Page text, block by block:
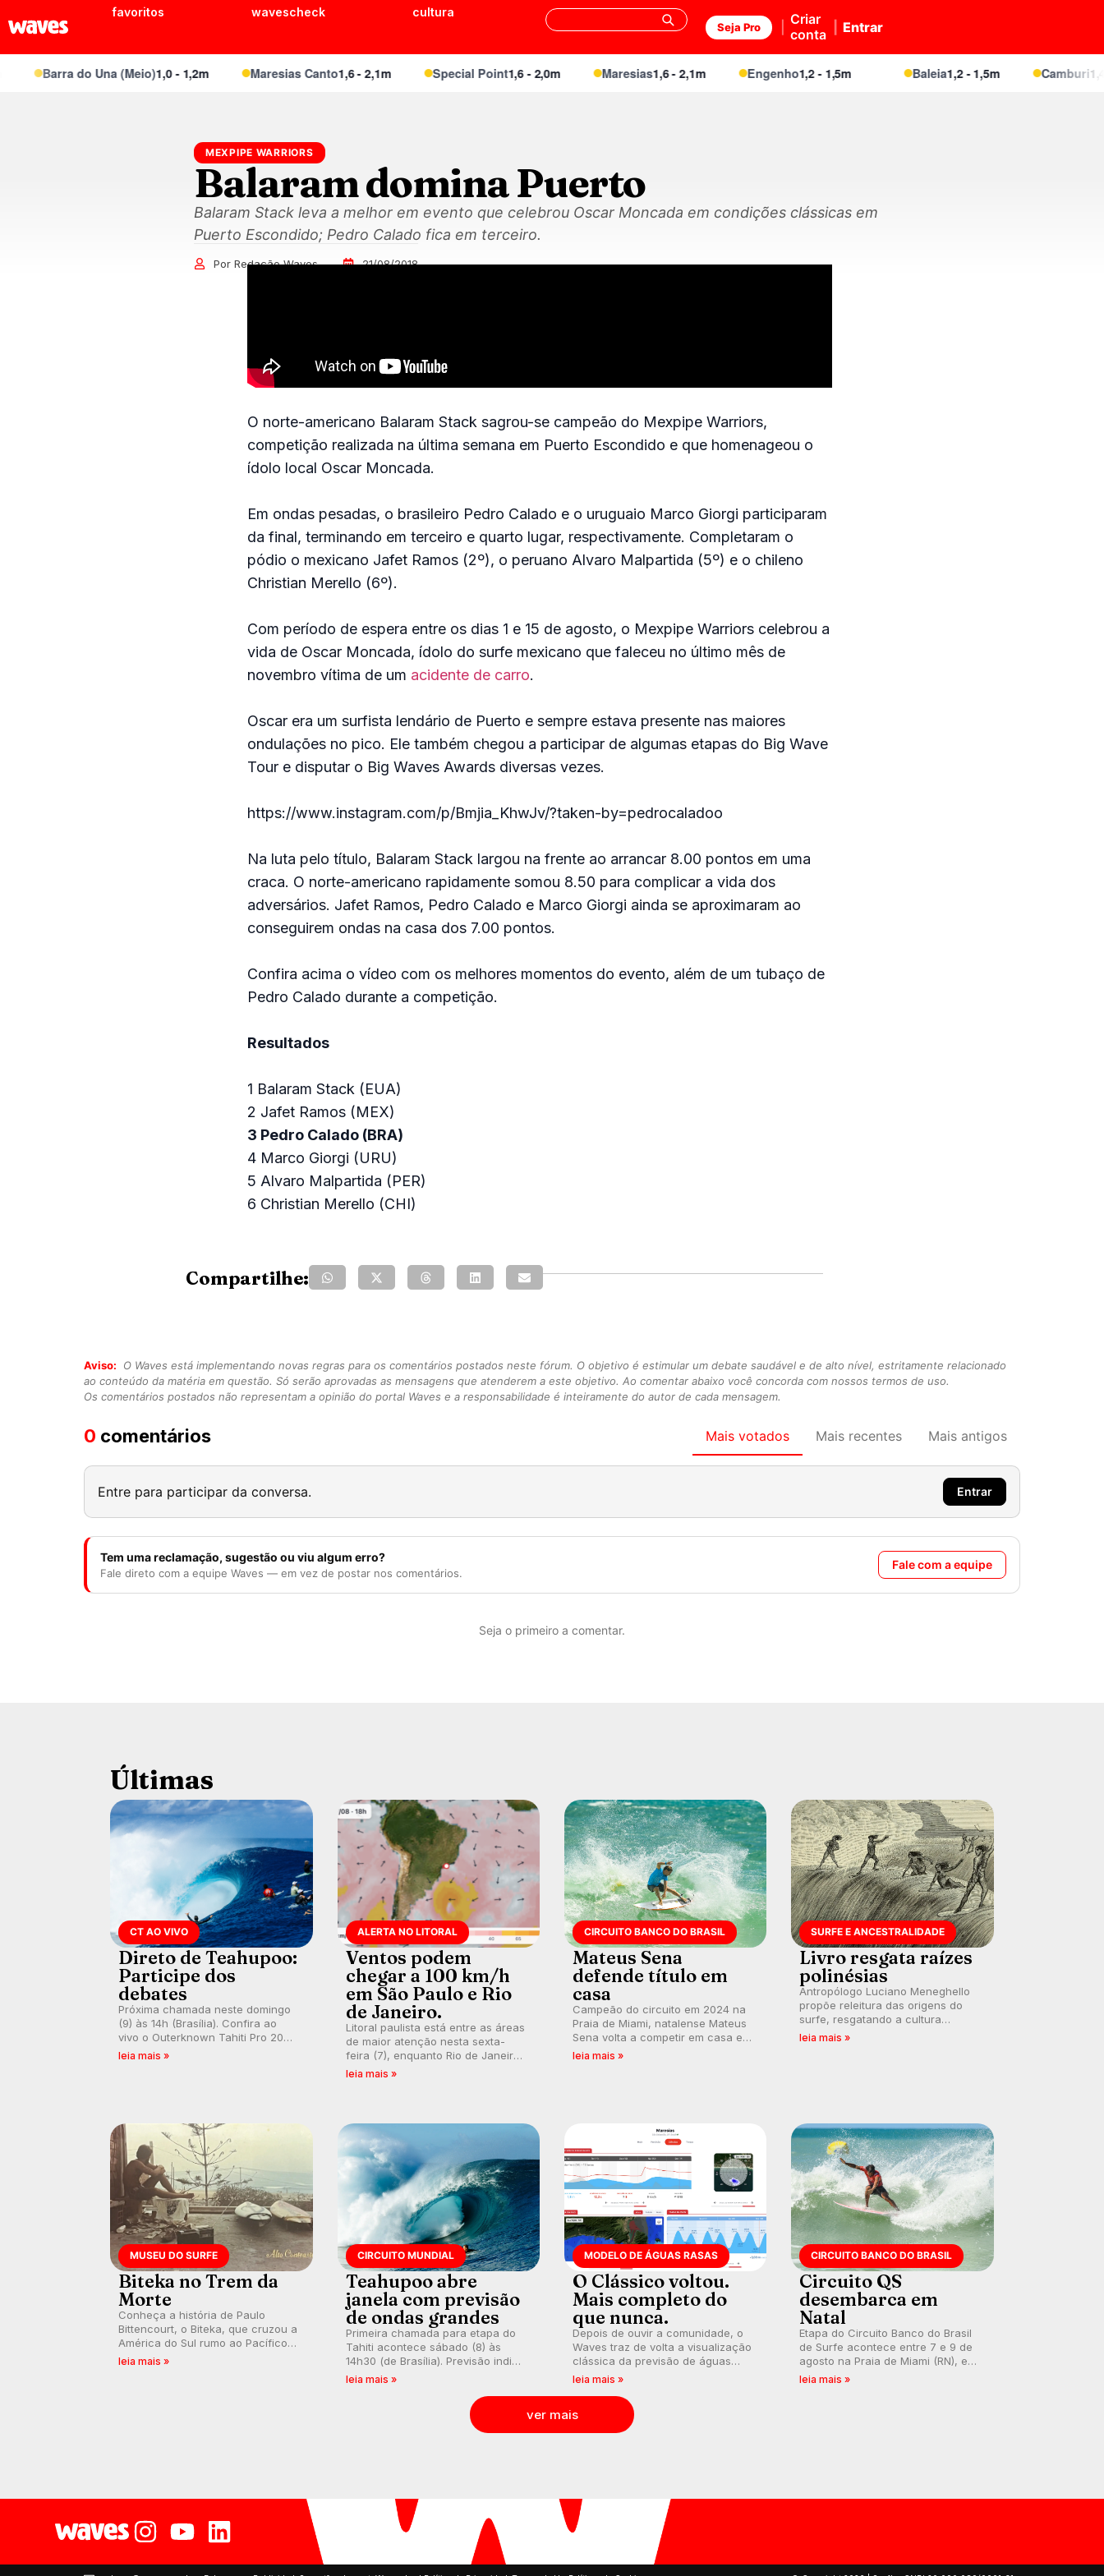
favoritos wavescheck cultura
Seja Pro
Criar
conta
Entrar
Barra do Una (Meio)1,0 - 1,2m Maresias Canto1,6 - 2,1m Special Point1,6 - 2,0m Maresias1,6 - 2,1m Engenho1,2 - 1,5m Baleia1,2 - 1,5m Camburi1,4 -
MEXPIPE WARRIORS
Balaram domina Puerto
Balaram Stack leva a melhor em evento que celebrou Oscar Moncada em condições clássicas em
Puerto Escondido; Pedro Calado fica em terceiro.
Por Redação Waves 21/08/2018
O norte-americano Balaram Stack sagrou-se campeão do Mexpipe Warriors,
competição realizada na última semana em Puerto Escondido e que homenageou o
ídolo local Oscar Moncada.
Em ondas pesadas, o brasileiro Pedro Calado e o uruguaio Marco Giorgi participaram
da final, terminando em terceiro e quarto lugar, respectivamente. Completaram o
pódio o mexicano Jafet Ramos(2º), o peruano Alvaro Malpartida (5º) e o chileno
Christian Merello (6º).
Com período de espera entre os dias 1 e 15 de agosto, o Mexpipe Warriors celebrou a
vida de Oscar Moncada, ídolo do surfe mexicano que faleceu no último mês de
novembro vítima de um acidente de carro.
Oscar era um surfista lendário de Puerto e sempre estava presente nas maiores
ondulações no pico. Ele também chegou a participar de algumas etapas do Big Wave
Tour e disputar o Big Waves Awards diversas vezes.
https://www.instagram.com/p/Bmjia_KhwJv/?taken-by=pedrocaladoo
Na luta pelo título, Balaram Stack largou na frente ao arrancar 8.00 pontos em uma
craca. O norte-americano rapidamente somou 8.50 para complicar a vida dos
adversários. Jafet Ramos, Pedro Calado e Marco Giorgi ainda se aproximaram ao
conseguirem ondas na casa dos 7.00 pontos.
Confira acima o vídeo com os melhores momentos do evento, além de um tubaço de
Pedro Calado durante a competição.
Resultados
1 Balaram Stack (EUA)
2 Jafet Ramos (MEX)
3 Pedro Calado (BRA)
4 Marco Giorgi (URU)
5 Alvaro Malpartida (PER)
6 Christian Merello (CHI)
Compartilhe:
Aviso:
O Waves está implementando novas regras para os comentários postados neste fórum. O objetivo é estimular um debate saudável e de alto nível, estritamente relacionado
ao conteúdo da matéria em questão. Só serão aprovadas as mensagens que atenderem a este objetivo. Ao comentar abaixo você concorda com nossos termos de uso.
Os comentários postados não representam a opinião do portal Waves e a responsabilidade é inteiramente do autor de cada mensagem.
0 comentários Mais votados Mais recentes Mais antigos
Entre para participar da conversa. Entrar
Tem uma reclamação, sugestão ou viu algum erro?
Fale direto com a equipe Waves — em vez de postar nos comentários.
Fale com a equipe
Seja o primeiro a comentar.
Últimas
CT AO VIVO
Direto de Teahupoo:
Participe dos
debates
Próxima chamada neste domingo
(9) às 14h (Brasília). Confira ao
vivo o Outerknown Tahiti Pro 2026
e participe dos comentários e
leia mais »
ALERTA NO LITORAL
Ventos podem
chegar a 100 km/h
em São Paulo e Rio
de Janeiro.
Litoral paulista está entre as áreas
de maior atenção nesta sexta-
feira (7), enquanto Rio de Janeiro
também recebe alerta para ventos
leia mais »
CIRCUITO BANCO DO BRASIL
Mateus Sena
defende título em
casa
Campeão do circuito em 2024 na
Praia de Miami, natalense Mateus
Sena volta a competir em casa em
busca de manter a hegemonia
leia mais »
SURFE E ANCESTRALIDADE
Livro resgata raízes
polinésias
Antropólogo Luciano Meneghello
propõe releitura das origens do
surfe, resgatando a cultura
polinésia e questionando a visão
leia mais »
MUSEU DO SURFE
Biteka no Trem da
Morte
Conheça a história de Paulo
Bittencourt, o Biteka, que cruzou a
América do Sul rumo ao Pacífico
em uma jornada que se tornou um
leia mais »
CIRCUITO MUNDIAL
Teahupoo abre
janela com previsão
de ondas grandes
Primeira chamada para etapa do
Tahiti acontece sábado (8) às
14h30 (de Brasília). Previsão indica
swell consistente. Medina
divulga baterias, com Kelly Slater
leia mais »
MODELO DE ÁGUAS RASAS
O Clássico voltou.
Mais completo do
que nunca.
Depois de ouvir a comunidade, o
Waves traz de volta a visualização
clássica da previsão de águas
rasas, agora integrada à nova
ondas para até 16 dias.
leia mais »
CIRCUITO BANCO DO BRASIL
Circuito QS
desembarca em
Natal
Etapa do Circuito Banco do Brasil
de Surfe acontece entre 7 e 9 de
agosto na Praia de Miami (RN), em
disputas válidas pelo Qualifying
leia mais »
ver mais